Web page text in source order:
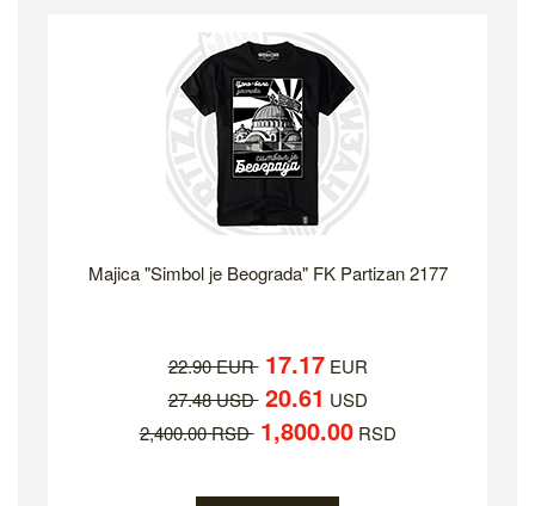
Majica "Simbol je Beograda" FK Partizan 2177
22.90 EUR 17.17EUR
27.48 USD 20.61 USD
2,400.00 RSD 1,800.00RSD